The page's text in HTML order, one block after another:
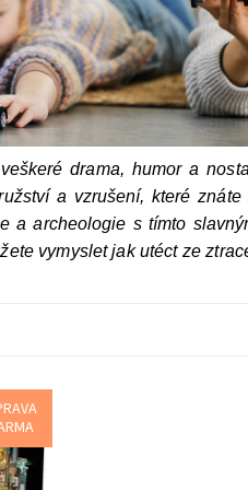
drama, humor a
a vzrušení, které
a archeologie s tímto
vymyslet jak utéct ze